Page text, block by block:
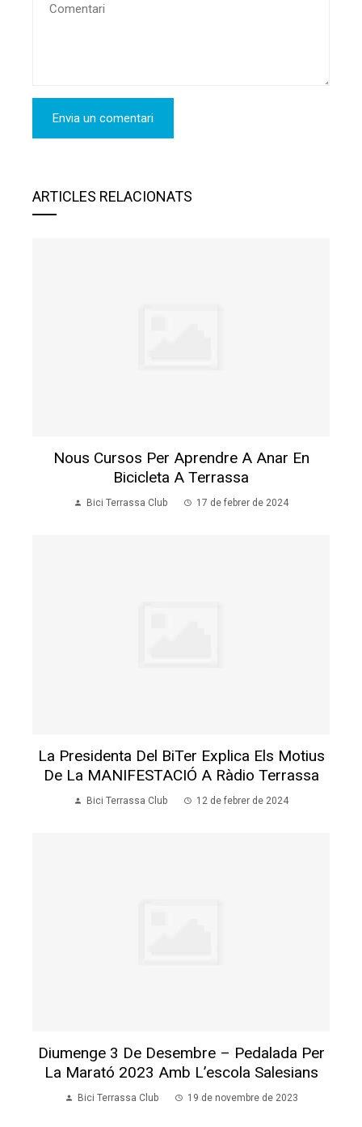
ARTICLES RELACIONATS
Nous Cursos Per Aprendre A Anar En
Bicicleta A Terrassa
Bici Terrassa Club 17 de febrer de 2024
La Presidenta Del BiTer Explica Els Motius
De La MANIFESTACIÓ A Ràdio Terrassa
Bici Terrassa Club 12 de febrer de 2024
Diumenge 3 De Desembre – Pedalada Per
La Marató 2023 Amb L’escola Salesians
Bici Terrassa Club 19 de novembre de 2023